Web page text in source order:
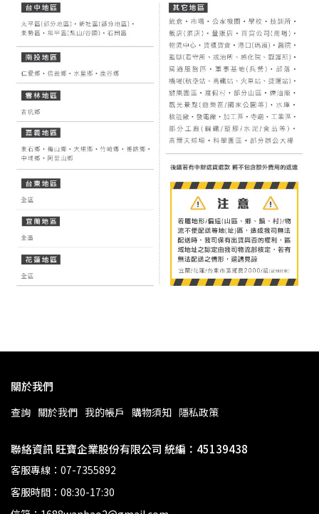
關於我們
查詢 關於我們 我的帳戶 購物須知 隱私政策
聯絡資訊 旺寶企業股份有限公司 統編：45139438
客服專線：07-7355892
客服時間：08:30-17:30